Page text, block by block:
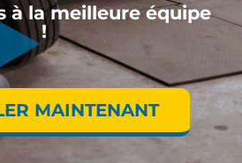
à la meilleure équipe
!
MAINTENANT